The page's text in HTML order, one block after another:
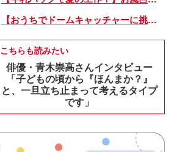
【おうちでドームキャッチャーに挑戦だ】アンパンマン わくわくドームキャッチャー
こちらも読みたい
俳優・青木崇高さんインタビュー
「子どもの頃から『ほんまか？』
と、一旦立ち止まって考えるタイプ
です」